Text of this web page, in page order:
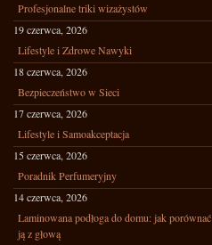
Profesjonalne triki wizażystów
19 czerwca, 2026
Lifestyle i Zdrowe Nawyki
18 czerwca, 2026
Bezpieczeństwo w Sieci
17 czerwca, 2026
Lifestyle i Samoakceptacja
15 czerwca, 2026
Poradnik Perfumeryjny
14 czerwca, 2026
Laminowana podłoga do domu: jak porównać
ją z głową